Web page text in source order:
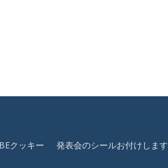
クッキー 発表会のシールお付けします